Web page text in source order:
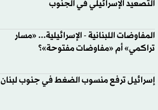
التصعيد الإسرائيلي في الجنوب
المفاوضات اللبنانية - الإسرائيلية... «مسار
تراكمي» أم «مفاوضات مفتوحة»؟
إسرائيل ترفع منسوب الضغط في جنوب لبنان